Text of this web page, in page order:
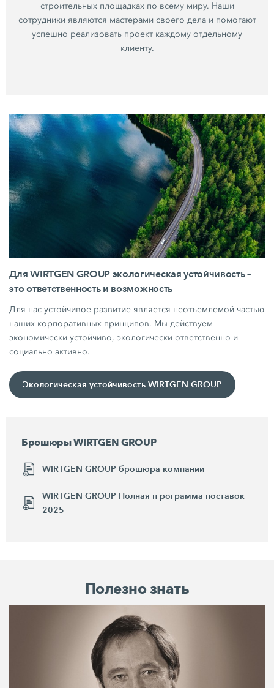
строительных площадках по всему миру. Наши
сотрудники являются мастерами своего дела и помогают
успешно реализовать проект каждому отдельному
клиенту.
Для WIRTGEN GROUP экологическая устойчивость –
это ответственность и возможность
Для нас устойчивое развитие является неотъемлемой частью
наших корпоративных принципов. Мы действуем
экономически устойчиво, экологически ответственно и
социально активно.
Экологическая устойчивость WIRTGEN GROUP
Брошюры WIRTGEN GROUP
WIRTGEN GROUP брошюра компании
WIRTGEN GROUP Полная п рограмма поставок
2025
Полезно знать